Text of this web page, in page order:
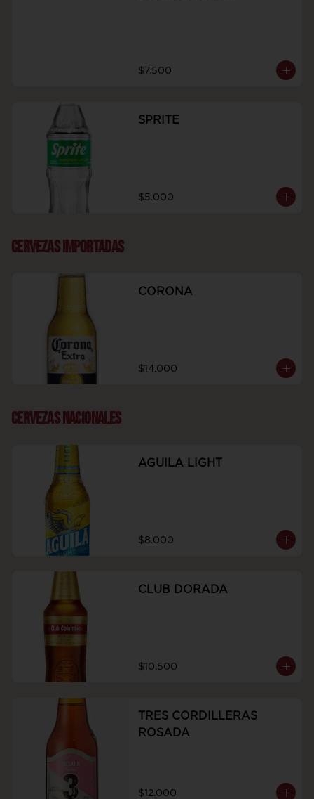
$7.500
SPRITE
$5.000
CERVEZAS IMPORTADAS
CORONA
$14.000
CERVEZAS NACIONALES
AGUILA LIGHT
$8.000
CLUB DORADA
$10.500
TRES CORDILLERAS
ROSADA
$12.000